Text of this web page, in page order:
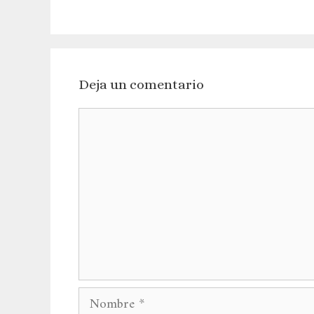
Deja un comentario
Comentario
Nombre